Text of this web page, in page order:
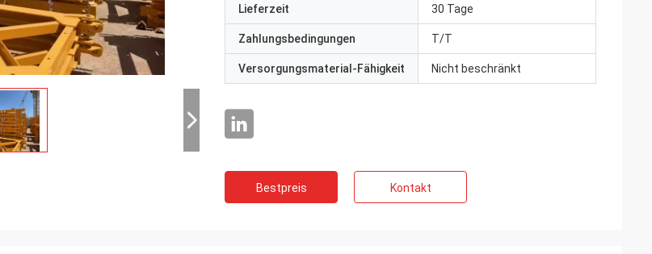
Lieferzeit 30 Tage
Zahlungsbedingungen T/T
Versorgungsmaterial-Fähigkeit Nicht beschränkt
Bestpreis Kontakt